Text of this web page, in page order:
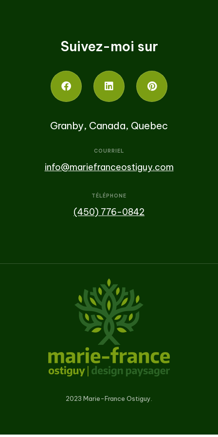
Suivez-moi sur
Granby, Canada, Quebec
COURRIEL
info@mariefranceostiguy.com
TÉLÉPHONE
(450) 776-0842
2023 Marie-France Ostiguy.